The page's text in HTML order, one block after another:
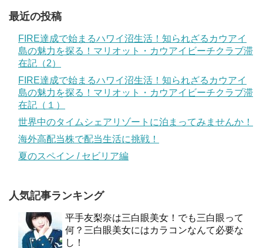
最近の投稿
FIRE達成で始まるハワイ沼生活！知られざるカウアイ
島の魅力を探る！マリオット・カウアイビーチクラブ滞
在記（2）
FIRE達成で始まるハワイ沼生活！知られざるカウアイ
島の魅力を探る！マリオット・カウアイビーチクラブ滞
在記（１）
世界中のタイムシェアリゾートに泊まってみませんか！
海外高配当株で配当生活に挑戦！
夏のスペイン / セビリア編
人気記事ランキング
平手友梨奈は三白眼美女！でも三白眼って
何？三白眼美女にはカラコンなんて必要な
し！